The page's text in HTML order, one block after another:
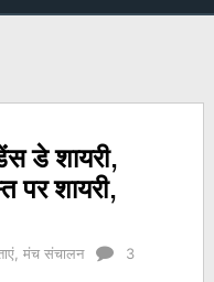
डे शायरी,
पर शायरी,
, मंच संचालन
3